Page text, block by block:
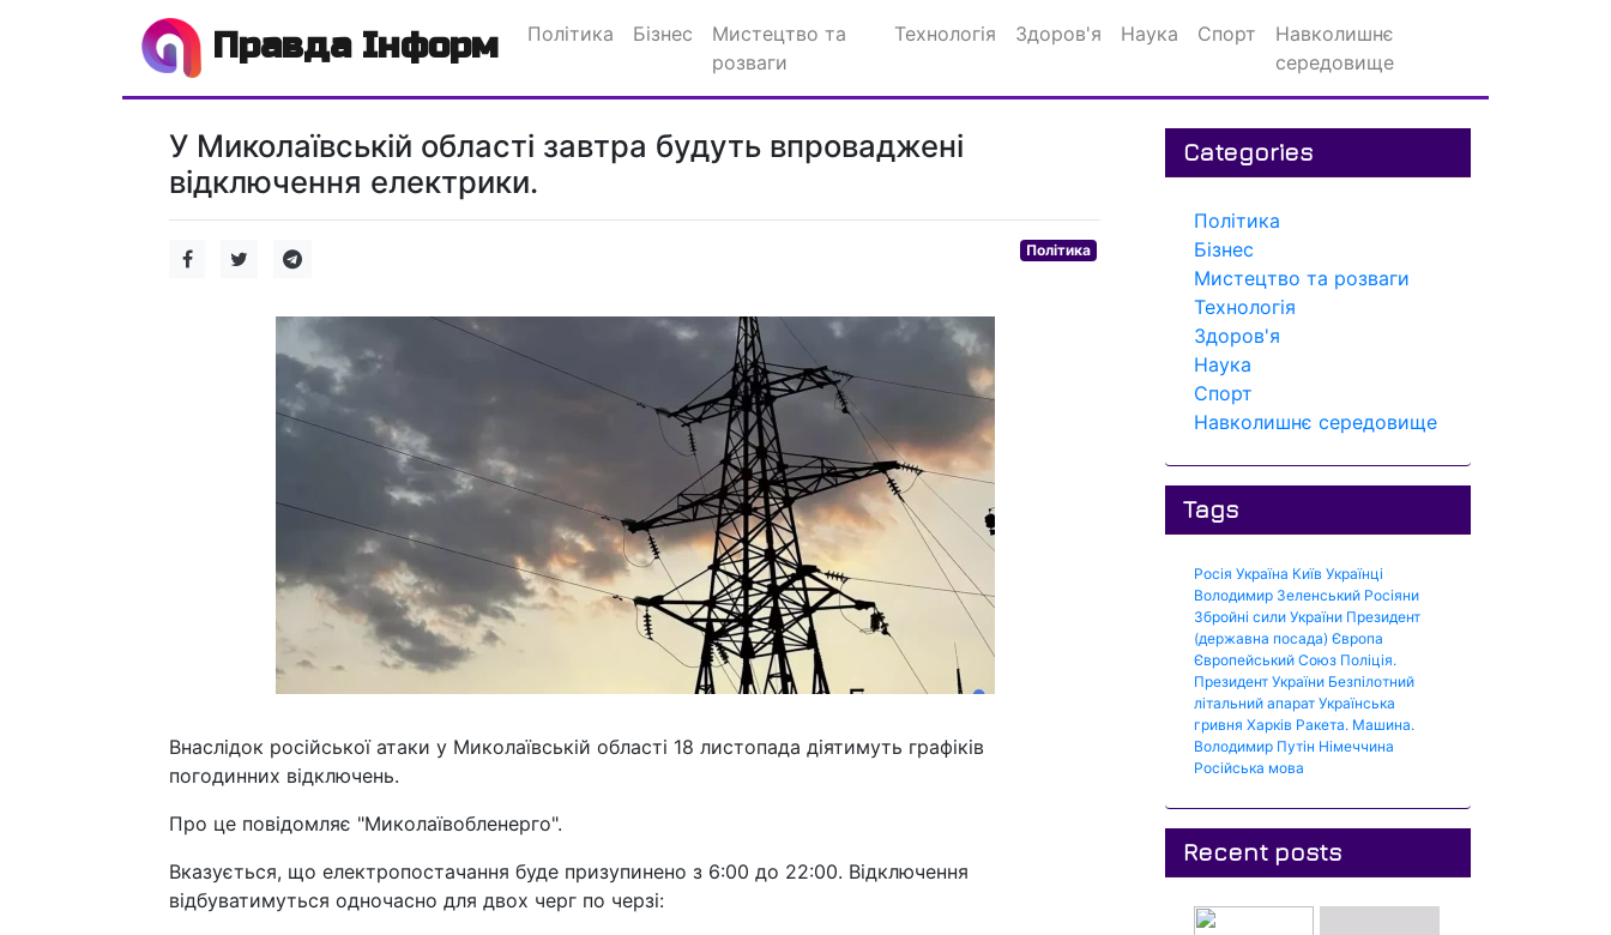
Правда Інформ Політика Бізнес
Мистецтво та
розваги
Технологія Здоров'я Наука Спорт
Навколишнє
середовище
У Миколаївській області завтра будуть впроваджені
відключення електрики.
Політика
Внаслідок російської атаки у Миколаївській області 18 листопада діятимуть графіків
погодинних відключень.
Про це повідомляє "Миколаївобленерго".
Вказується, що електропостачання буде призупинено з 6:00 до 22:00. Відключення
відбуватимуться одночасно для двох черг по черзі:
Categories
Політика
Бізнес
Мистецтво та розваги
Технологія
Здоров'я
Наука
Спорт
Навколишнє середовище
Tags
Росія Україна Київ Українці
Володимир Зеленський Росіяни
Збройні сили України Президент
(державна посада) Європа
Європейський Союз Поліція.
Президент України Безпілотний
літальний апарат Українська
гривня Харків Ракета. Машина.
Володимир Путін Німеччина
Російська мова
Recent posts